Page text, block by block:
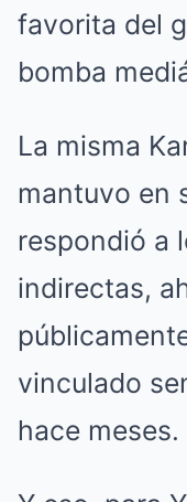
favorita del
bomba
La misma
mantuvo en
respondió a
indirectas,
vinculado
hace meses.